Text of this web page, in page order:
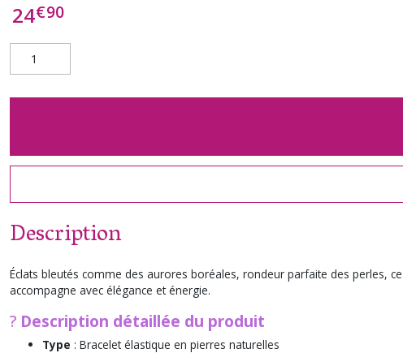
24€90
Description
Éclats bleutés comme des aurores boréales, rondeur parfaite des perles,
accompagne avec élégance et énergie.
? Description détaillée du produit
Type : Bracelet élastique en pierres naturelles